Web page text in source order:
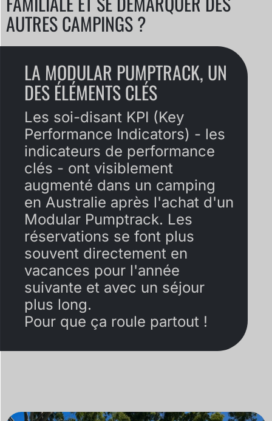
AUTRES CAMPINGS ?
LA MODULAR PUMPTRACK, UN
DES ÉLÉMENTS CLÉS
Les soi-disant KPI (Key
Performance Indicators) - les
indicateurs de performance
clés - ont visiblement
augmenté dans un camping
en Australie après l'achat d'un
Modular Pumptrack. Les
réservations se font plus
souvent directement en
vacances pour l'année
suivante et avec un séjour
plus long.
Pour que ça roule partout !